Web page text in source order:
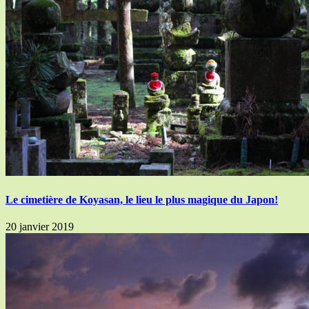
Le cimetière de Koyasan, le lieu le plus magique du Japon!
20 janvier 2019